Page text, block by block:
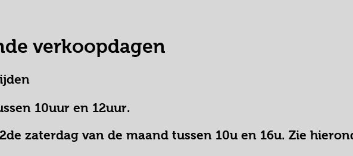
verkoopdagen
10uur en 12uur.
zaterdag van de maand tussen 10u en 16u. Zie